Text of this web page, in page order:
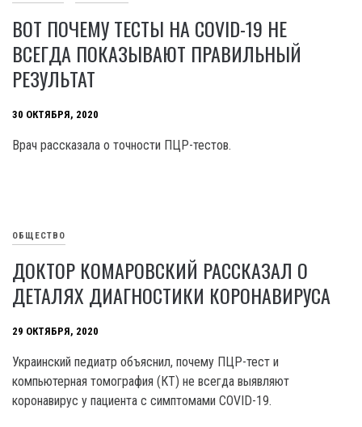
ВОТ ПОЧЕМУ ТЕСТЫ НА COVID-19 НЕ
ВСЕГДА ПОКАЗЫВАЮТ ПРАВИЛЬНЫЙ
РЕЗУЛЬТАТ
30 ОКТЯБРЯ, 2020
Врач рассказала о точности ПЦР-тестов.
ОБЩЕСТВО
ДОКТОР КОМАРОВСКИЙ РАССКАЗАЛ О
ДЕТАЛЯХ ДИАГНОСТИКИ КОРОНАВИРУСА
29 ОКТЯБРЯ, 2020
Украинский педиатр объяснил, почему ПЦР-тест и
компьютерная томография (КТ) не всегда выявляют
коронавирус у пациента с симптомами COVID-19.